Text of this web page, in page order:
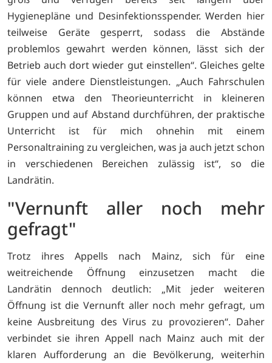
Hygienepläne und Desinfektionsspender. Werden hier
teilweise Geräte gesperrt, sodass die Abstände
problemlos gewahrt werden können, lässt sich der
Betrieb auch dort wieder gut einstellen“. Gleiches gelte
für viele andere Dienstleistungen. „Auch Fahrschulen
können etwa den Theorieunterricht in kleineren
Gruppen und auf Abstand durchführen, der praktische
Unterricht ist für mich ohnehin mit einem
Personaltraining zu vergleichen, was ja auch jetzt schon
in verschiedenen Bereichen zulässig ist“, so die
Landrätin.
"Vernunft aller noch mehr
gefragt"
Trotz ihres Appells nach Mainz, sich für eine
weitreichende Öffnung einzusetzen macht die
Landrätin dennoch deutlich: „Mit jeder weiteren
Öffnung ist die Vernunft aller noch mehr gefragt, um
keine Ausbreitung des Virus zu provozieren“. Daher
verbindet sie ihren Appell nach Mainz auch mit der
klaren Aufforderung an die Bevölkerung, weiterhin